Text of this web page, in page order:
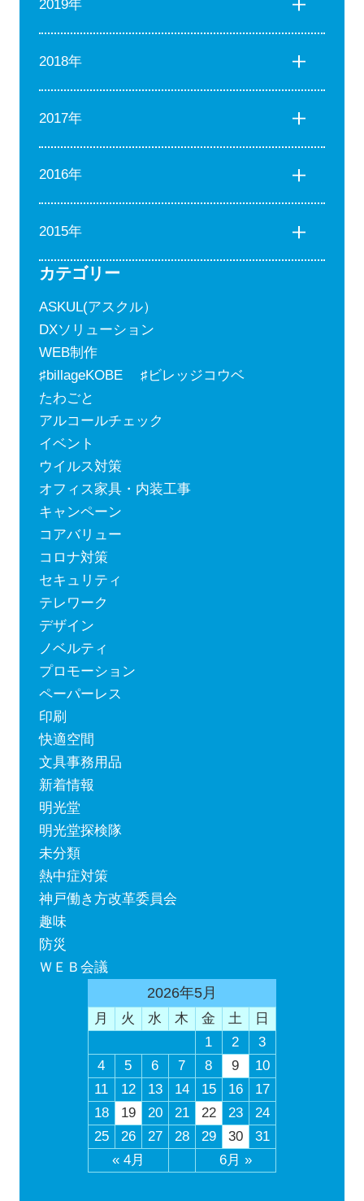
2019年
2018年
2017年
2016年
2015年
カテゴリー
ASKUL(アスクル）
DXソリューション
WEB制作
♯billageKOBE ♯ビレッジコウベ
たわごと
アルコールチェック
イベント
ウイルス対策
オフィス家具・内装工事
キャンペーン
コアバリュー
コロナ対策
セキュリティ
テレワーク
デザイン
ノベルティ
プロモーション
ペーパーレス
印刷
快適空間
文具事務用品
新着情報
明光堂
明光堂探検隊
未分類
熱中症対策
神戸働き方改革委員会
趣味
防災
ＷＥＢ会議
2026年5月
月 火 水 木 金 土 日
« 4月 6月 »
1 2
3
4
5 6 7 8 9
10
11
12 13 14 15 16
17
18
19 20 21 22 23
24
25
26 27 28 29 30 31